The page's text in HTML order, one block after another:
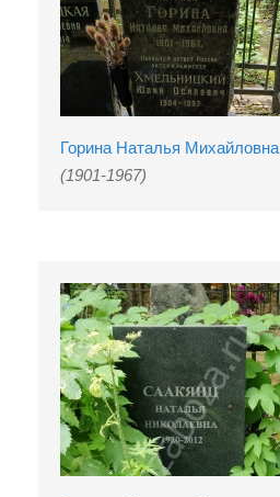
Горина Наталья Михайловна
(1901-1967)